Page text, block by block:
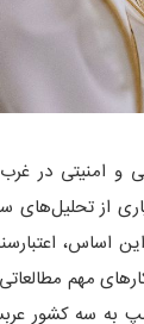
و امنیتی در
از تحلیل‌های
این اساس،
مهم
سه کشور